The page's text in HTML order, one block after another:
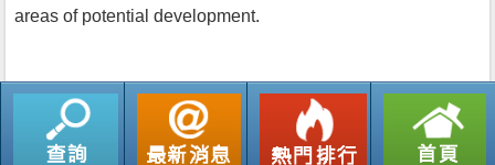
areas of potential development.
返回列表